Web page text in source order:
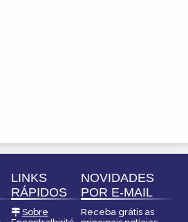
LINKS
RÁPIDOS
Sobre
NOVIDADES
POR E-MAIL
Receba grátis as